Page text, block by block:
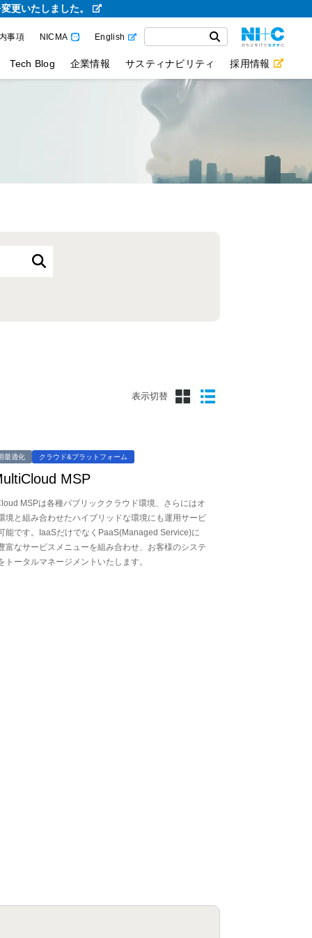
更いたしました。
事項 NICMA English
Tech Blog 企業情報 サスティナビリティ 採用情報
表示切替
最適化 クラウド&プラットフォーム
MSP
MSPは各種パブリッククラウド環境、さらにはオ
境と組み合わせたハイブリッドな環境にも運用サービ
能です。IaaSだけでなくPaaS(Managed Service)に
富なサービスメニューを組み合わせ、お客様のシステ
トータルマネージメントいたします。